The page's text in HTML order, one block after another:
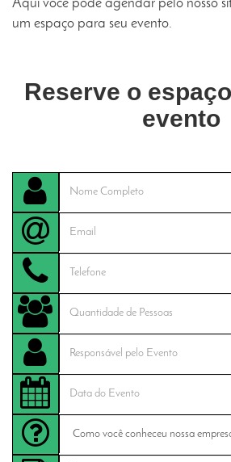
Aqui você pode agendar pelo nosso
um espaço para seu evento.
Reserve o
evento